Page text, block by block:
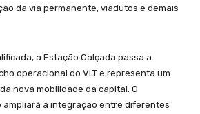
da via permanente, viadutos e demais
a Estação Calçada passa a
operacional do VLT e representa um
nova mobilidade da capital. O
a integração entre diferentes